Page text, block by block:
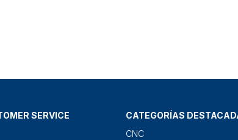
SERVICE
CATEGORÍAS
CNC